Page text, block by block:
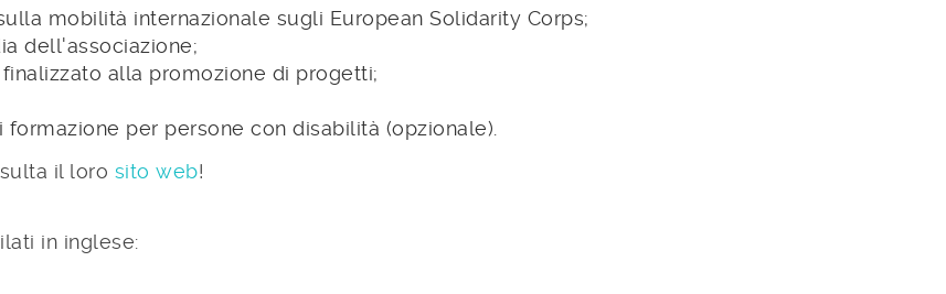
mobilità internazionale sugli European Solidarity Corps;
dell'associazione;
alla promozione di progetti;
per persone con disabilità (opzionale).
il loro sito web!
in inglese: